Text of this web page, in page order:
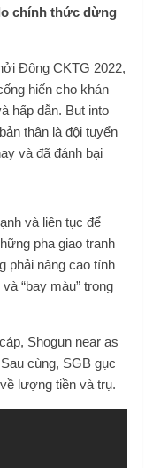
chính thức dừng
Động CKTG 2022,
hiến cho khán
hấp dẫn. But into
thân là đội tuyển
và đã đánh bại
và liên tục để
pha giao tranh
phải nâng cao tính
“bay màu” trong
Shogun near as
cùng, SGB gục
lượng tiền và trụ.